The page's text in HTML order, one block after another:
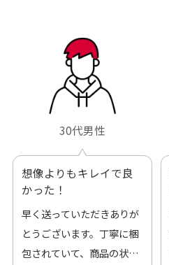
30代男性
想像よりもキレイで良
かった！
早く送っていただきありが
とうございます。丁寧に梱
包されていて、商品の状態